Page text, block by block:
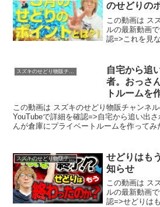
のせどりの
この動画は ス
ルの最新動画
認=>これを見
自宅から追
者。おっさ
トルームを
この動画は スズキのせどり物販チャンネル
YouTubeで詳細を確認=>自宅から追い出
んが倉庫にプライベートルームを作ってみ
スズキのせどり物販チャンネル
せどりはも
知らせ
この動画は ス
ルの最新動画
認=>せどりは